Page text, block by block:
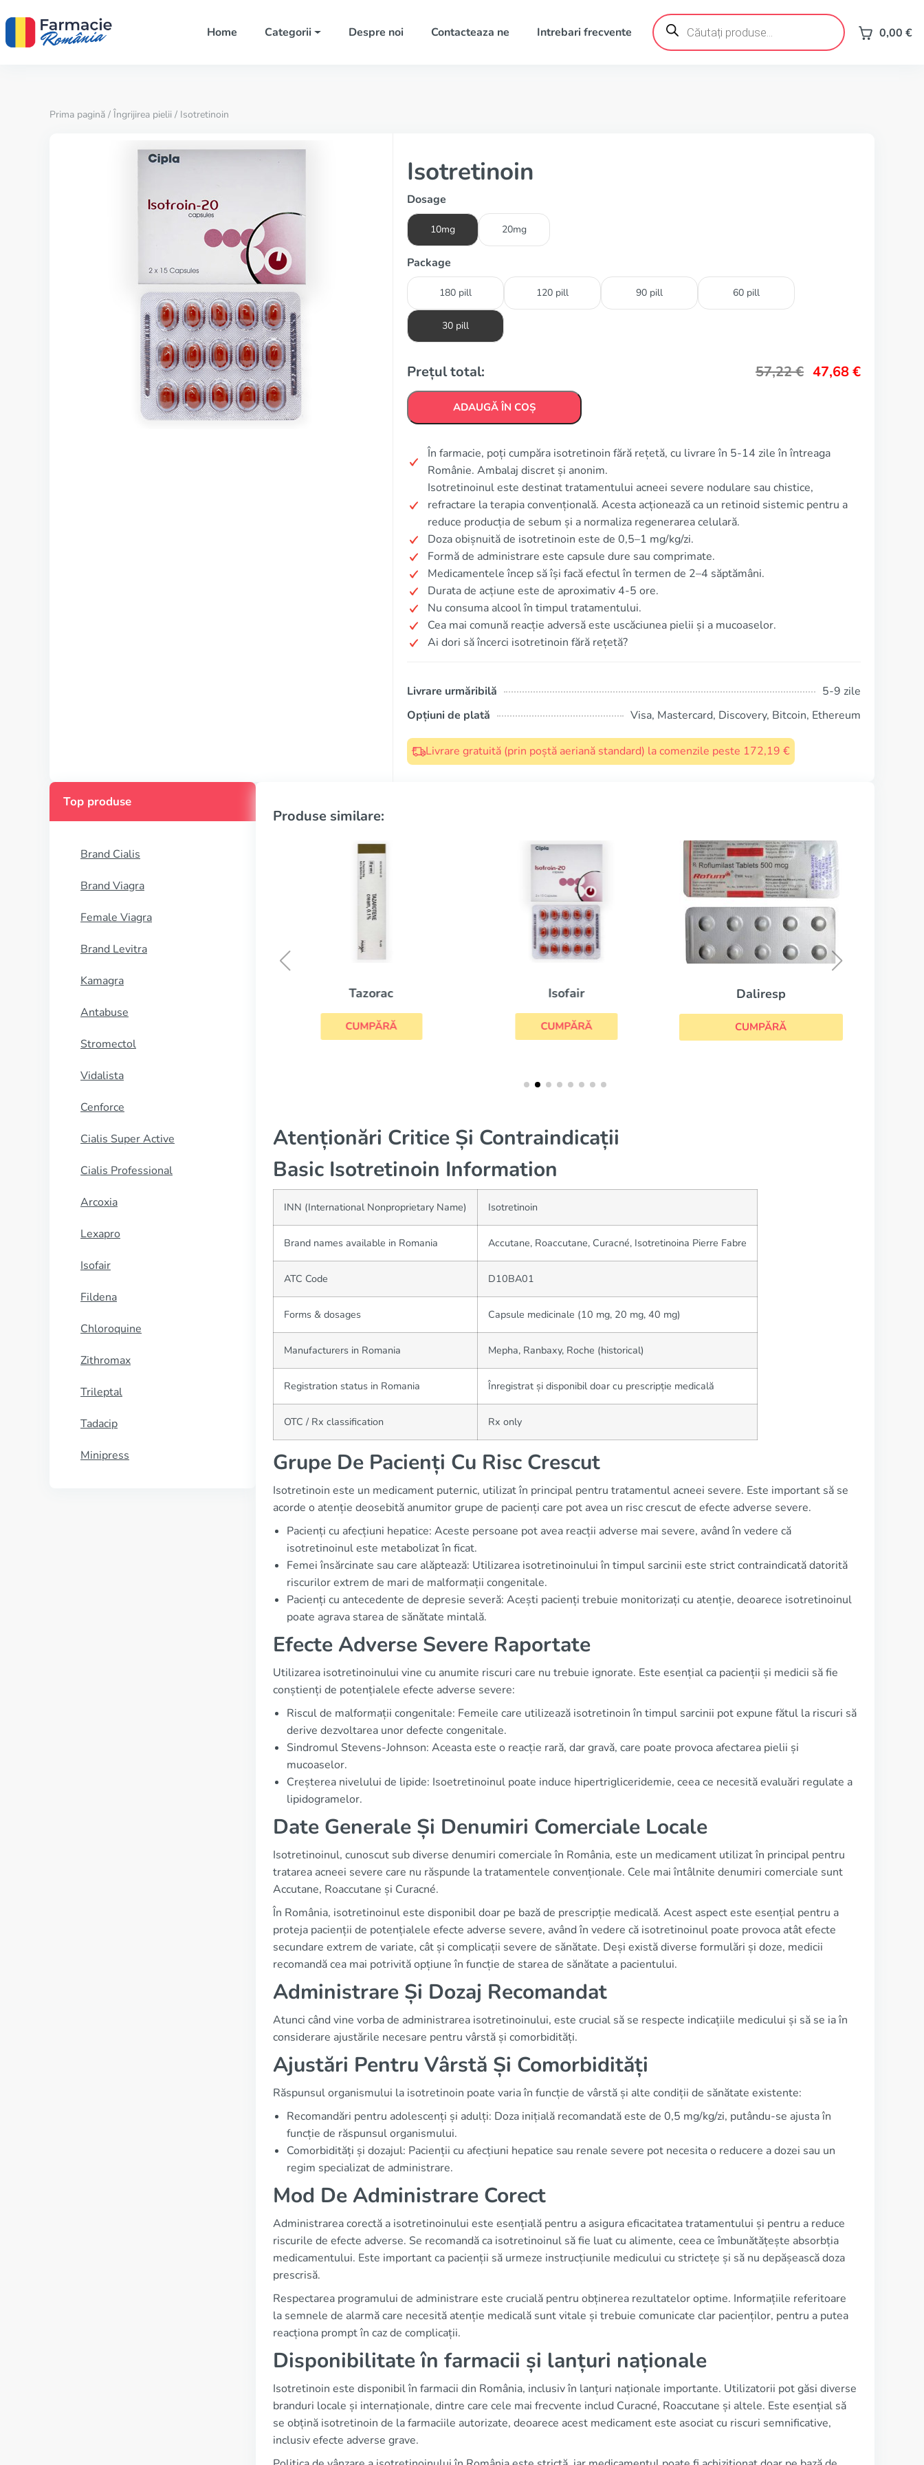
Home Categorii Despre noi Contacteaza ne Intrebari frecvente
Products
search 0,00 €
Prima pagină / Îngrijirea pielii / Isotretinoin
Isotretinoin
Dosage
10mg 20mg
Package
180 pill 120 pill 90 pill 60 pill
30 pill
Prețul total: 57,22€ 47,68€
ADAUGĂ ÎN COȘ
În farmacie, poți cumpăra isotretinoin fără rețetă, cu livrare în 5-14 zile în întreaga
Românie. Ambalaj discret și anonim.
Isotretinoinul este destinat tratamentului acneei severe nodulare sau chistice,
refractare la terapia convențională. Acesta acționează ca un retinoid sistemic pentru a
reduce producția de sebum și a normaliza regenerarea celulară.
Doza obișnuită de isotretinoin este de 0,5–1 mg/kg/zi.
Formă de administrare este capsule dure sau comprimate.
Medicamentele încep să își facă efectul în termen de 2–4 săptămâni.
Durata de acțiune este de aproximativ 4-5 ore.
Nu consuma alcool în timpul tratamentului.
Cea mai comună reacție adversă este uscăciunea pielii și a mucoaselor.
Ai dori să încerci isotretinoin fără rețetă?
Livrare urmăribilă
5-9 zile
Opțiuni de plată
Visa, Mastercard, Discovery, Bitcoin, Ethereum
Livrare gratuită (prin poștă aeriană standard) la comenzile peste 172,19 €
Top produse
Brand Cialis
Brand Viagra
Female Viagra
Brand Levitra
Kamagra
Antabuse
Stromectol
Vidalista
Cenforce
Cialis Super Active
Cialis Professional
Arcoxia
Lexapro
Isofair
Fildena
Chloroquine
Zithromax
Trileptal
Tadacip
Minipress
Produse similare:
Tazorac
CUMPĂRĂ
Isofair
CUMPĂRĂ
Daliresp
CUMPĂRĂ
Atenționări Critice Și Contraindicații
Basic Isotretinoin Information
INN (International Nonproprietary Name) Isotretinoin
Brand names available in Romania Accutane, Roaccutane, Curacné, Isotretinoina Pierre Fabre
ATC Code D10BA01
Forms & dosages Capsule medicinale (10 mg, 20 mg, 40 mg)
Manufacturers in Romania Mepha, Ranbaxy, Roche (historical)
Registration status in Romania Înregistrat și disponibil doar cu prescripție medicală
OTC / Rx classification Rx only
Grupe De Pacienți Cu Risc Crescut
Isotretinoin este un medicament puternic, utilizat în principal pentru tratamentul acneei severe. Este important să se
acorde o atenție deosebită anumitor grupe de pacienți care pot avea un risc crescut de efecte adverse severe.
Pacienți cu afecțiuni hepatice: Aceste persoane pot avea reacții adverse mai severe, având în vedere că
isotretinoinul este metabolizat în ficat.
Femei însărcinate sau care alăptează: Utilizarea isotretinoinului în timpul sarcinii este strict contraindicată datorită
riscurilor extrem de mari de malformații congenitale.
Pacienți cu antecedente de depresie severă: Acești pacienți trebuie monitorizați cu atenție, deoarece isotretinoinul
poate agrava starea de sănătate mintală.
Efecte Adverse Severe Raportate
Utilizarea isotretinoinului vine cu anumite riscuri care nu trebuie ignorate. Este esențial ca pacienții și medicii să fie
conștienți de potențialele efecte adverse severe:
Riscul de malformații congenitale: Femeile care utilizează isotretinoin în timpul sarcinii pot expune fătul la riscuri să
derive dezvoltarea unor defecte congenitale.
Sindromul Stevens-Johnson: Aceasta este o reacție rară, dar gravă, care poate provoca afectarea pielii și
mucoaselor.
Creșterea nivelului de lipide: Isoetretinoinul poate induce hipertrigliceridemie, ceea ce necesită evaluări regulate a
lipidogramelor.
Date Generale Și Denumiri Comerciale Locale
Isotretinoinul, cunoscut sub diverse denumiri comerciale în România, este un medicament utilizat în principal pentru
tratarea acneei severe care nu răspunde la tratamentele convenționale. Cele mai întâlnite denumiri comerciale sunt
Accutane, Roaccutane și Curacné.
În România, isotretinoinul este disponibil doar pe bază de prescripție medicală. Acest aspect este esențial pentru a
proteja pacienții de potențialele efecte adverse severe, având în vedere că isotretinoinul poate provoca atât efecte
secundare extrem de variate, cât și complicații severe de sănătate. Deși există diverse formulări și doze, medicii
recomandă cea mai potrivită opțiune în funcție de starea de sănătate a pacientului.
Administrare Și Dozaj Recomandat
Atunci când vine vorba de administrarea isotretinoinului, este crucial să se respecte indicațiile medicului și să se ia în
considerare ajustările necesare pentru vârstă și comorbidități.
Ajustări Pentru Vârstă Și Comorbidități
Răspunsul organismului la isotretinoin poate varia în funcție de vârstă și alte condiții de sănătate existente:
Recomandări pentru adolescenți și adulți: Doza inițială recomandată este de 0,5 mg/kg/zi, putându-se ajusta în
funcție de răspunsul organismului.
Comorbidități și dozajul: Pacienții cu afecțiuni hepatice sau renale severe pot necesita o reducere a dozei sau un
regim specializat de administrare.
Mod De Administrare Corect
Administrarea corectă a isotretinoinului este esențială pentru a asigura eficacitatea tratamentului și pentru a reduce
riscurile de efecte adverse. Se recomandă ca isotretinoinul să fie luat cu alimente, ceea ce îmbunătățește absorbția
medicamentului. Este important ca pacienții să urmeze instrucțiunile medicului cu strictețe și să nu depășească doza
prescrisă.
Respectarea programului de administrare este crucială pentru obținerea rezultatelor optime. Informațiile referitoare
la semnele de alarmă care necesită atenție medicală sunt vitale și trebuie comunicate clar pacienților, pentru a putea
reacționa prompt în caz de complicații.
Disponibilitate în farmacii și lanțuri naționale
Isotretinoin este disponibil în farmacii din România, inclusiv în lanțuri naționale importante. Utilizatorii pot găsi diverse
branduri locale și internaționale, dintre care cele mai frecvente includ Curacné, Roaccutane și altele. Este esențial să
se obțină isotretinoin de la farmaciile autorizate, deoarece acest medicament este asociat cu riscuri semnificative,
inclusiv efecte adverse grave.